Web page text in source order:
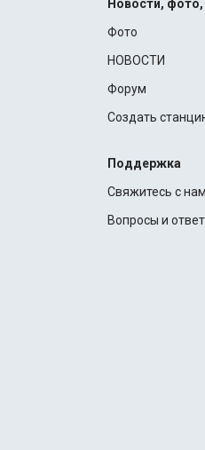
Новости,
Фото
НОВОСТИ
Форум
Создать
Поддержка
Свяжитесь с
Вопросы и